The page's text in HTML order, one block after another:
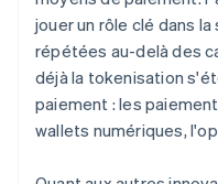
jouer un rôle clé dans
répétées au-delà des
déjà la tokenisation
paiement : les
wallets numériques,